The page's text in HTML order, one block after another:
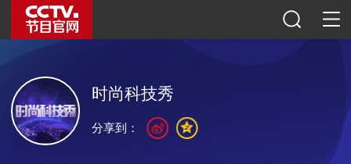
时尚科技秀
分享到：